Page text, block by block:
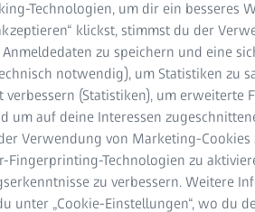
Days 2024
Technologien, um dir ein besseres
klickst, stimmst du der
zu speichern und eine
notwendig), um Statistiken zu
(Statistiken), um erweiterte
um auf deine Interessen
Verwendung von Marketing-Cookies
Fingerprinting-Technologien zu
zu verbessern. Weitere
unter „Cookie-Einstellungen“, wo du